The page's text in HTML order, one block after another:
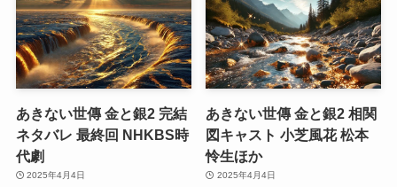
あきない世傳 金と銀2 完結
ネタバレ 最終回 NHKBS時
代劇
2025年4月4日
あきない世傳 金と銀2 相関
図キャスト 小芝風花 松本
怜生ほか
2025年4月4日